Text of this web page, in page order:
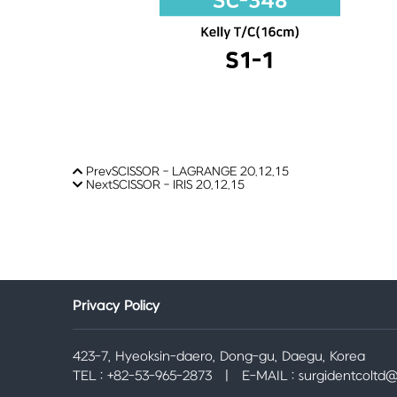
PrevSCISSOR - LAGRANGE 20.12.15
NextSCISSOR - IRIS 20.12.15
Privacy Policy
423-7, Hyeoksin-daero, Dong-gu, Daegu, Korea
TEL : +82-53-965-2873 | E-MAIL :